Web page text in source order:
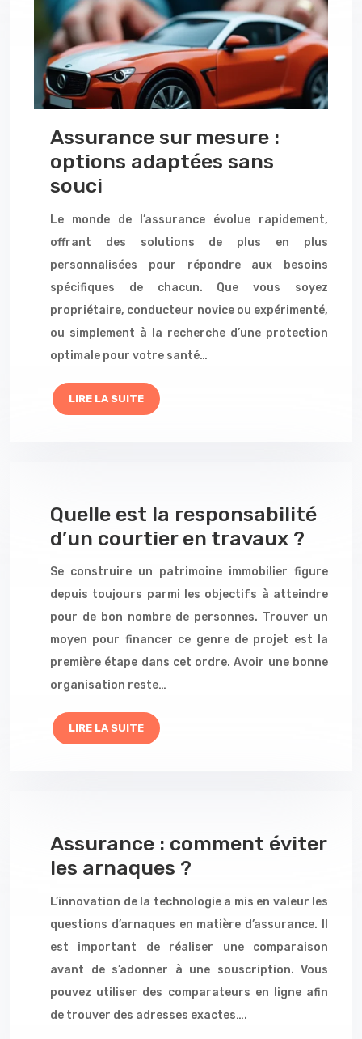
Assurance sur mesure :
options adaptées sans
souci
Le monde de l’assurance évolue rapidement,
offrant des solutions de plus en plus
personnalisées pour répondre aux besoins
spécifiques de chacun. Que vous soyez
propriétaire, conducteur novice ou expérimenté,
ou simplement à la recherche d’une protection
optimale pour votre santé…
LIRE LA SUITE
Quelle est la responsabilité
d’un courtier en travaux ?
Se construire un patrimoine immobilier figure
depuis toujours parmi les objectifs à atteindre
pour de bon nombre de personnes. Trouver un
moyen pour financer ce genre de projet est la
première étape dans cet ordre. Avoir une bonne
organisation reste…
LIRE LA SUITE
Assurance : comment éviter
les arnaques ?
L’innovation de la technologie a mis en valeur les
questions d’arnaques en matière d’assurance. Il
est important de réaliser une comparaison
avant de s’adonner à une souscription. Vous
pouvez utiliser des comparateurs en ligne afin
de trouver des adresses exactes….